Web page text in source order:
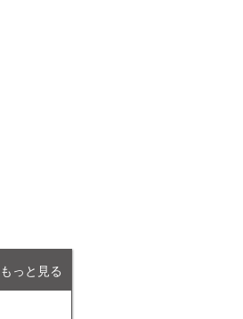
もっと見る